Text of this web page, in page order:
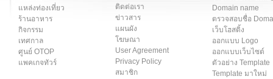
แหล่งท่องเที่ยว
ร้านอาหาร
กิจกรรม
เทศกาล
ศูนย์ OTOP
แพคเกจทัวร์
ติดต่อเรา
ข่าวสาร
แผนผัง
โฆษณา
User Agreement
Privacy Policy
สมาชิก
Domain name
ตรวจสอบชื่อ
เว็บโฮสติ้ง
ออกแบบ Logo
ออกแบบเว็บไซต์
ตัวอย่าง Template
Template มาใหม่